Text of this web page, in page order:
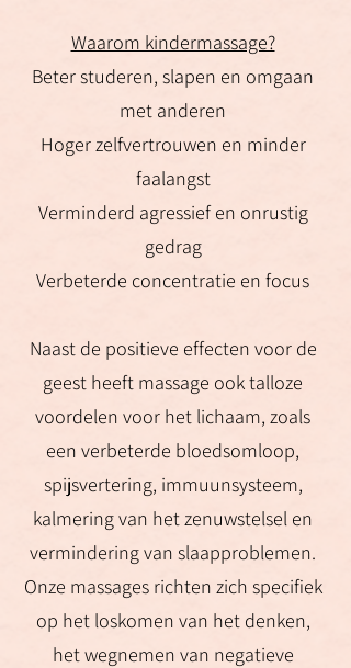
Waarom kindermassage?
Beter studeren, slapen en omgaan
met anderen
Hoger zelfvertrouwen en minder
faalangst
Verminderd agressief en onrustig
gedrag
Verbeterde concentratie en focus
Naast de positieve effecten voor de
geest heeft massage ook talloze
voordelen voor het lichaam, zoals
een verbeterde bloedsomloop,
spijsvertering, immuunsysteem,
kalmering van het zenuwstelsel en
vermindering van slaapproblemen.
Onze massages richten zich specifiek
op het loskomen van het denken,
het wegnemen van negatieve